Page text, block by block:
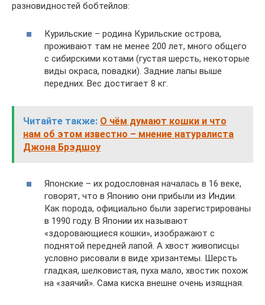
разновидностей бобтейлов:
Курильские – родина Курильские острова,
проживают там не менее 200 лет, много общего
с сибирскими котами (густая шерсть, некоторые
виды окраса, повадки). Задние лапы выше
передних. Вес достигает 8 кг.
Читайте также: О чём думают кошки и что
нам об этом известно – мнение натуралиста
Джона Брэдшоу
Японские – их родословная началась в 16 веке,
говорят, что в Японию они прибыли из Индии.
Как порода, официально были зарегистрированы
в 1990 году. В Японии их называют
«здоровающиеся кошки», изображают с
поднятой передней лапой. А хвост живописцы
условно рисовали в виде хризантемы. Шерсть
гладкая, шелковистая, пуха мало, хвостик похож
на «заячий». Сама киска внешне очень изящная.